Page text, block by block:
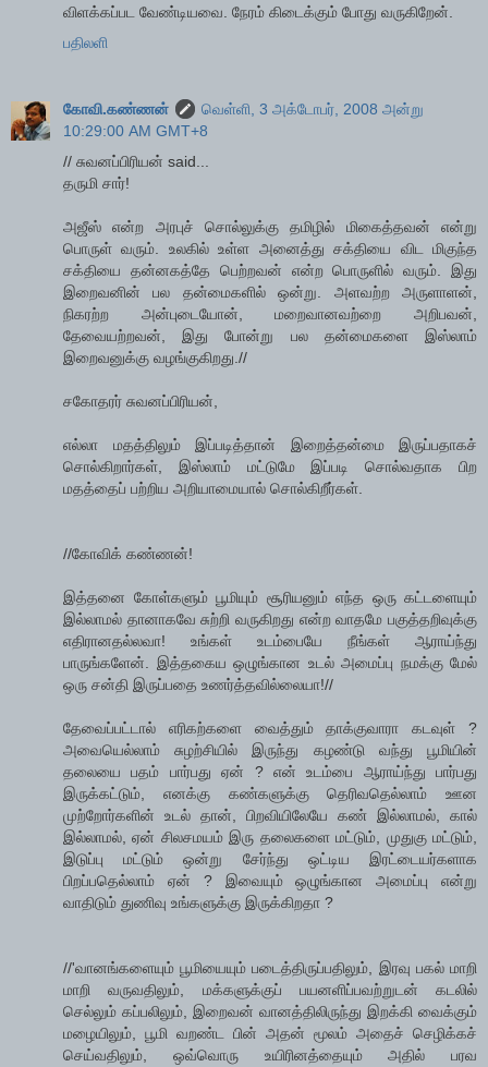
விளக்கப்பட வேண்டியவை. நேரம் கிடைக்கும் போது வருகிறேன்.
பதிலளி
கோவி.கண்ணன்
வெள்ளி, 3 அக்டோபர், 2008 அன்று
10:29:00 AM GMT+8
// சுவனப்பிரியன் said...
தருமி சார்!
அஜீஸ் என்ற அரபுச் சொல்லுக்கு தமிழில் மிகைத்தவன் என்று
பொருள் வரும். உலகில் உள்ள அனைத்து சக்தியை விட மிகுந்த
சக்தியை தன்னகத்தே பெற்றவன் என்ற பொருளில் வரும். இது
இறைவனின் பல தன்மைகளில் ஒன்று. அளவற்ற அருளாளன்,
நிகரற்ற அன்புடையோன், மறைவானவற்றை அறிபவன்,
தேவையற்றவன், இது போன்று பல தன்மைகளை இஸ்லாம்
இறைவனுக்கு வழங்குகிறது.//
சகோதரர் சுவனப்பிரியன்,
எல்லா மதத்திலும் இப்படித்தான் இறைத்தன்மை இருப்பதாகச்
சொல்கிறார்கள், இஸ்லாம் மட்டுமே இப்படி சொல்வதாக பிற
மதத்தைப் பற்றிய அறியாமையால் சொல்கிறீர்கள்.
//கோவிக் கண்ணன்!
இத்தனை கோள்களும் பூமியும் சூரியனும் எந்த ஒரு கட்டளையும்
இல்லாமல் தானாகவே சுற்றி வருகிறது என்ற வாதமே பகுத்தறிவுக்கு
எதிரானதல்லவா! உங்கள் உடம்பையே நீங்கள் ஆராய்ந்து
பாருங்களேன். இத்தகைய ஒழுங்கான உடல் அமைப்பு நமக்கு மேல்
ஒரு சன்தி இருப்பதை உணர்த்தவில்லையா!//
தேவைப்பட்டால் எரிகற்களை வைத்தும் தாக்குவாரா கடவுள் ?
அவையெல்லாம் சுழற்சியில் இருந்து கழண்டு வந்து பூமியின்
தலையை பதம் பார்பது ஏன் ? என் உடம்பை ஆராய்ந்து பார்பது
இருக்கட்டும், எனக்கு கண்களுக்கு தெரிவதெல்லாம் ஊன
முற்றோர்களின் உடல் தான், பிறவியிலேயே கண் இல்லாமல், கால்
இல்லாமல், ஏன் சிலசமயம் இரு தலைகளை மட்டும், முதுகு மட்டும்,
இடுப்பு மட்டும் ஒன்று சேர்ந்து ஒட்டிய இரட்டையர்களாக
பிறப்பதெல்லாம் ஏன் ? இவையும் ஒழுங்கான அமைப்பு என்று
வாதிடும் துணிவு உங்களுக்கு இருக்கிறதா ?
//'வானங்களையும் பூமியையும் படைத்திருப்பதிலும், இரவு பகல் மாறி
மாறி வருவதிலும், மக்களுக்குப் பயனளிப்பவற்றுடன் கடலில்
செல்லும் கப்பலிலும், இறைவன் வானத்திலிருந்து இறக்கி வைக்கும்
மழையிலும், பூமி வறண்ட பின் அதன் மூலம் அதைச் செழிக்கச்
செய்வதிலும், ஒவ்வொரு உயிரினத்தையும் அதில் பரவ